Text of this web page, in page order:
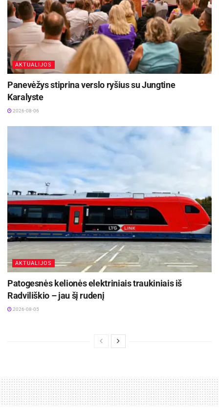
AKTUALIJOS
Panevėžys stiprina verslo ryšius su Jungtine
Karalyste
2026-08-06
AKTUALIJOS
Patogesnės kelionės elektriniais traukiniais iš
Radviliškio – jau šį rudenį
2026-08-05